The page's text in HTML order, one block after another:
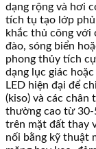
dạng rộng và hơi
tích tụ tạo lớp
khắc thủ công với
đào, sóng biển
phong thủy tích
dạng lục giác
LED hiện đại để
(kiso) và các chân
thường cao từ 30-
trên mặt đất thay
nối bằng kỹ thuật